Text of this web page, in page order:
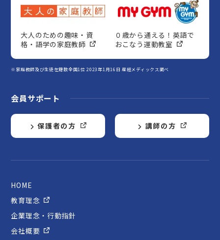
大人のための趣味・資
格・語学の家庭教師
０歳から通える！英語で
おこなう運動教室
※家庭教師及び生徒在籍数全国1位 2023年1月16日 産經メディックス調べ
会員サポート
保護者の方 講師の方
HOME
教育理念
企業理念・行動指針
会社概要